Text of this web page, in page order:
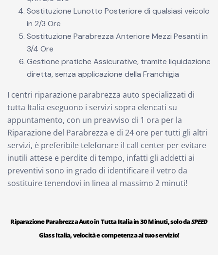
Sostituzione Lunotto Posteriore di qualsiasi veicolo
in 2/3 Ore
Sostituzione Parabrezza Anteriore Mezzi Pesanti in
3/4 Ore
Gestione pratiche Assicurative, tramite liquidazione
diretta, senza applicazione della Franchigia
I centri riparazione parabrezza auto specializzati di
tutta Italia eseguono i servizi sopra elencati su
appuntamento, con un preavviso di 1 ora per la
Riparazione del Parabrezza e di 24 ore per tutti gli altri
servizi, è preferibile telefonare il call center per evitare
inutili attese e perdite di tempo, infatti gli addetti ai
preventivi sono in grado di identificare il vetro da
sostituire tenendovi in linea al massimo 2 minuti!
Riparazione Parabrezza Auto in Tutta Italia in 30 Minuti, solo daSPEED
Glass Italia, velocità e competenza al tuo servizio!